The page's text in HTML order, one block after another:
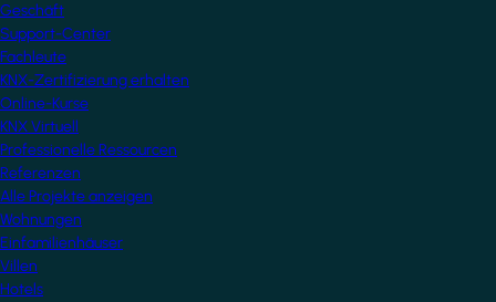
Geschäft
Support-Center
Fachleute
KNX-Zertifizierung erhalten
Online-Kurse
KNX Virtuell
Professionelle Ressourcen
Referenzen
Alle Projekte anzeigen
Wohnungen
Einfamilienhäuser
Villen
Hotels